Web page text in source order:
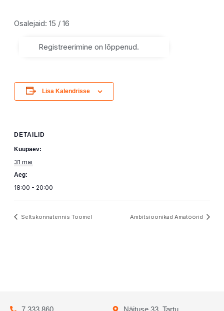
Osalejaid: 15 / 16
Registreerimine on lõppenud.
Lisa Kalendrisse
DETAILID
Kuupäev:
31 mai
Aeg:
18:00 - 20:00
Seltskonnatennis Toomel Ambitsioonikad Amatöörid
7 333 860 Näituse 33, Tartu